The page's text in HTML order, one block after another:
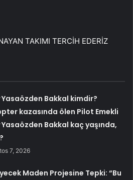
TAKIMI TERCİH EDERİZ
Bakkal kimdir?
kazasında ölen Pilot Emekli
Bakkal kaç yaşında,
7, 2026
Maden Projesine Tepki: “Bu